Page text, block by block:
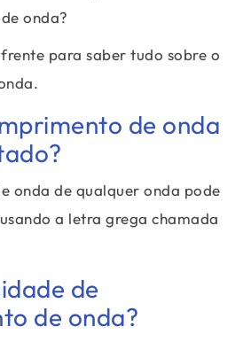
onda?
para saber tudo sobre o
de onda
onda de qualquer onda pode
a letra grega chamada
de
de onda?